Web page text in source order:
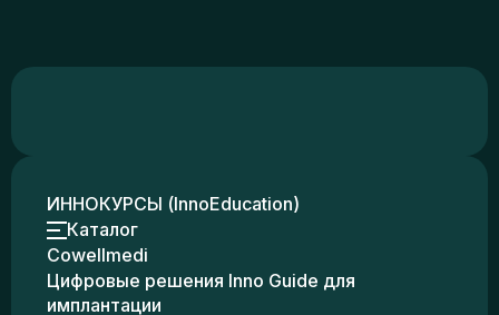
ИННОКУРСЫ (InnoEducation)
Каталог
Cowellmedi
Цифровые решения Inno Guide для
имплантации